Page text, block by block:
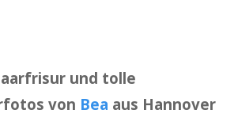
und tolle
von Bea aus Hannover